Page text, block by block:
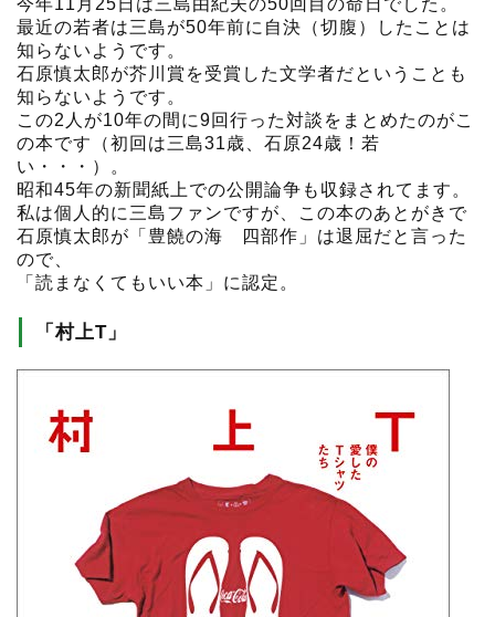
最近の若者は三島が50年前に自決（切腹）したことは
知らないようです。
石原慎太郎が芥川賞を受賞した文学者だということも
知らないようです。
この2人が10年の間に9回行った対談をまとめたのがこ
の本です（初回は三島31歳、石原24歳！若
い・・・）。
昭和45年の新聞紙上での公開論争も収録されてます。
私は個人的に三島ファンですが、この本のあとがきで
石原慎太郎が「豊饒の海 四部作」は退屈だと言った
ので、
「読まなくてもいい本」に認定。
「村上T」